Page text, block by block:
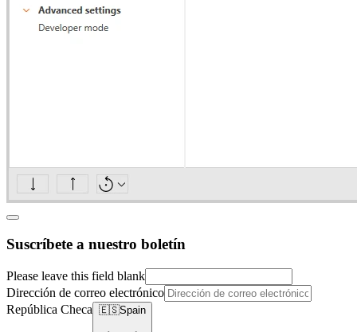
Suscríbete a nuestro boletín
Please leave this field blank
Dirección de correo electrónico
República Checa 🇪🇸Spain